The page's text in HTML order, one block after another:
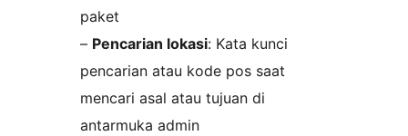
paket
– Pencarian lokasi: Kata kunci
pencarian atau kode pos saat
mencari asal atau tujuan di
antarmuka admin